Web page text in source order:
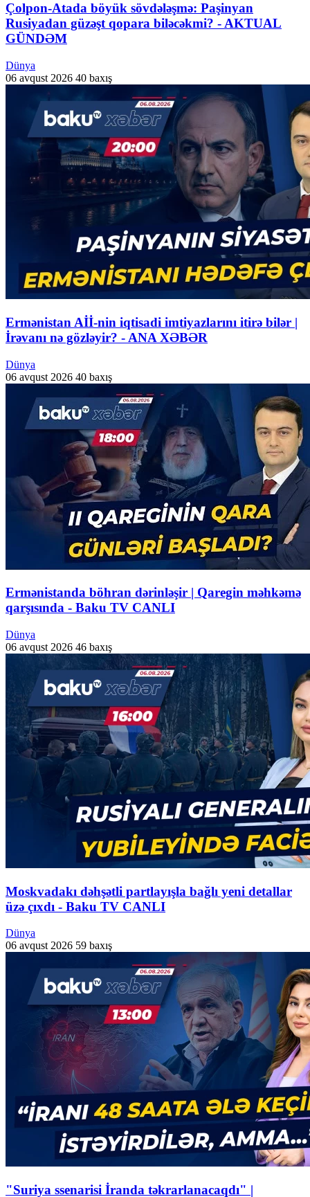
Çolpon-Atada böyük sövdələşmə: Paşinyan
Rusiyadan güzəşt qopara biləcəkmi? - AKTUAL
GÜNDƏM
Dünya
06 avqust 2026 40 baxış
Ermənistan Aİİ-nin iqtisadi imtiyazlarını itirə bilər |
İrəvanı nə gözləyir? - ANA XƏBƏR
Dünya
06 avqust 2026 40 baxış
Ermənistanda böhran dərinləşir | Qaregin məhkəmə
qarşısında - Baku TV CANLI
Dünya
06 avqust 2026 46 baxış
Moskvadakı dəhşətli partlayışla bağlı yeni detallar
üzə çıxdı - Baku TV CANLI
Dünya
06 avqust 2026 59 baxış
"Suriya ssenarisi İranda təkrarlanacaqdı" |